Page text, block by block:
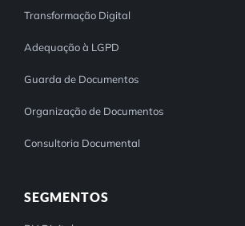
Transformação Digital
Adequação à LGPD
Guarda de Documentos
Organização de Documentos
Consultoria Documental
SEGMENTOS